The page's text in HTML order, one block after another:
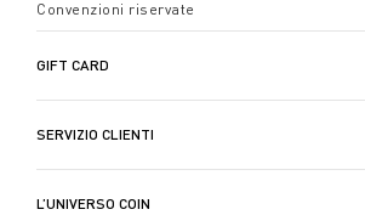
Convenzioni riservate
GIFT CARD
SERVIZIO CLIENTI
L’UNIVERSO COIN